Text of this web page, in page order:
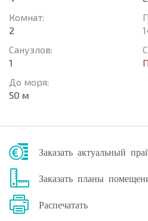
Комнат:
2
Санузлов:
1
До моря:
50 м
Заказать актуальный
Заказать планы
Распечатать